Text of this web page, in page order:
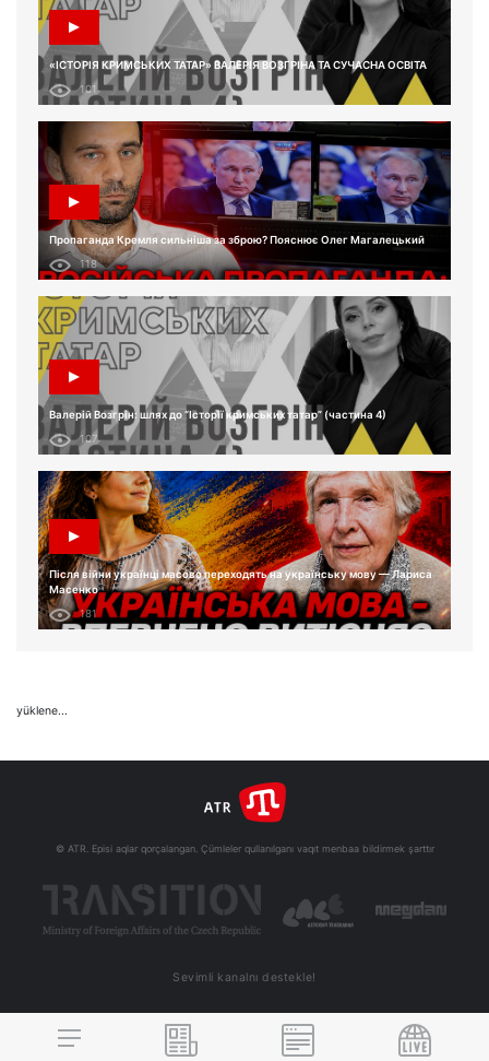
«ІСТОРІЯ КРИМСЬКИХ ТАТАР» ВАЛЕРІЯ ВОЗГРІНА ТА СУЧАСНА ОСВІТА
101
Пропаганда Кремля сильніша за зброю? Пояснює Олег Магалецький
118
Валерій Возгрін: шлях до “Історії кримських татар” (частина 4)
107
Після війни українці масово переходять на українську мову — Лариса
Масенко
181
yüklene...
© ATR. Episi aqlar qorçalangan. Çümleler qullanılganı vaqıt menbaa bildirmek şarttır
Sevimli kanalnı destekle!